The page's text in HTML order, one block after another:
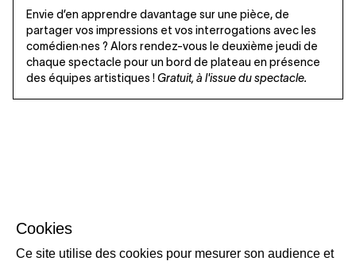
Cookies
Ce site utilise des cookies pour mesurer son audience et
Envie d’en apprendre davantage sur une pièce, de
partager vos impressions et vos interrogations avec les
comédien·nes ? Alors rendez-vous le deuxième jeudi de
chaque spectacle pour un bord de plateau en présence
des équipes artistiques ! Gratuit, à l'issue du spectacle.